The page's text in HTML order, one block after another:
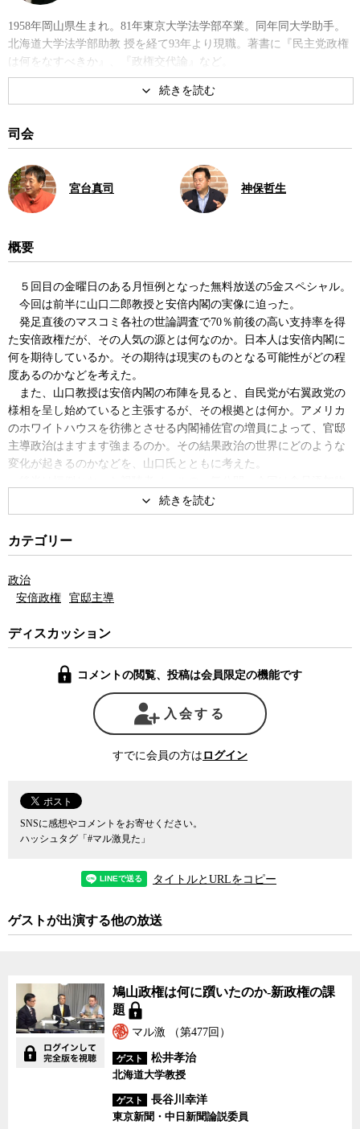
1958年岡山県生まれ。81年東京大学法学部卒業。同年同大学助手。
北海道大学法学部助教 授を経て93年より現職。著書に『民主党政権
は何をなすべきか』、『政権交代論』など。
民主党政権は何をなすべきか
司会
宮台真司 神保哲生
概要
５回目の金曜日のある月恒例となった無料放送の5金スペシャル。
今回は前半に山口二郎教授と安倍内閣の実像に迫った。
発足直後のマスコミ各社の世論調査で70％前後の高い支持率を得
た安倍政権だが、その人気の源とは何なのか。日本人は安倍内閣に
何を期待しているか。その期待は現実のものとなる可能性がどの程
度あるのかなどを考えた。
また、山口教授は安倍内閣の布陣を見ると、自民党が右翼政党の
様相を呈し始めていると主張するが、その根拠とは何か。アメリカ
のホワイトハウスを彷彿とさせる内閣補佐官の増員によって、官邸
主導政治はますます強まるのか。その結果政治の世界にどのような
変化が起きるのかなどを、山口氏とともに考えた。
博士の安部司氏、光市母子殺人事件被告の代理人で死刑廃止運動を
引っ張る安田好弘弁護士、独特な歴史論争を繰り広げた漫画家の江
川達也氏、番組出演直後に痴漢容疑で逮捕された植草一秀氏の回の
放送に対するコメントが多く寄せられた。また、宮台氏の独特の言
カテゴリー
政治
安倍政権
官邸主導
ディスカッション
コメントの閲覧、投稿は会員限定の機能です
入会する
すでに会員の方は ログイン
SNSに感想やコメントをお寄せください。
ハッシュタグ「#マル激見た」
タイトルとURLをコピー
ゲストが出演する他の放送
鳩山政権は何に躓いたの
か-新政権の課題
鳩山政権は何に躓いたのか-新政権の課
題
マル激 （第477回）
ゲスト
松井孝治
北海道大学教授
ゲスト
長谷川幸洋
東京新聞・中日新聞論説委員